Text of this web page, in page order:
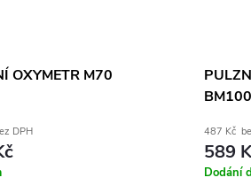
OXYMETR M70
DPH 487 Kč
589
Dodání